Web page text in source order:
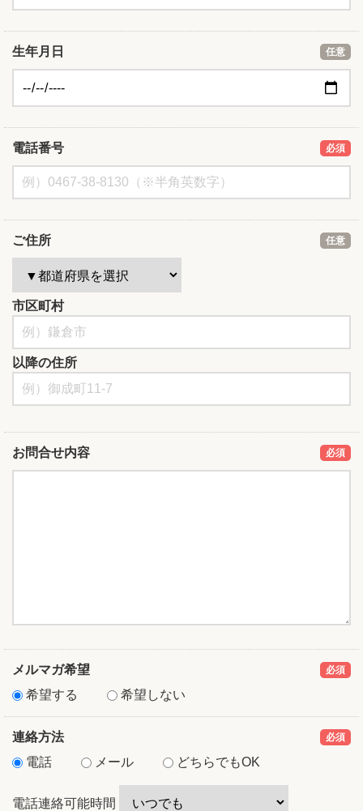
生年月日 任意
電話番号 必須
ご住所 任意
市区町村
以降の住所
お問合せ内容 必須
メルマガ希望 必須
希望する 希望しない
連絡方法 必須
電話 メール どちらでもOK
電話連絡可能時間